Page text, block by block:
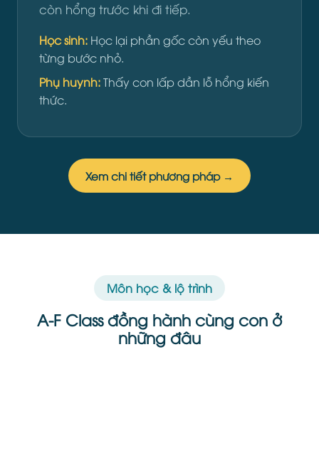
còn hổng trước khi đi tiếp.
Học sinh: Học lại phần gốc còn yếu theo
từng bước nhỏ.
Phụ huynh:Thấy con lấp dần lỗ hổng kiến
thức.
Xem chi tiết phương pháp →
Môn học & lộ trình
A-F Class đồng hành cùng con ở
những đâu